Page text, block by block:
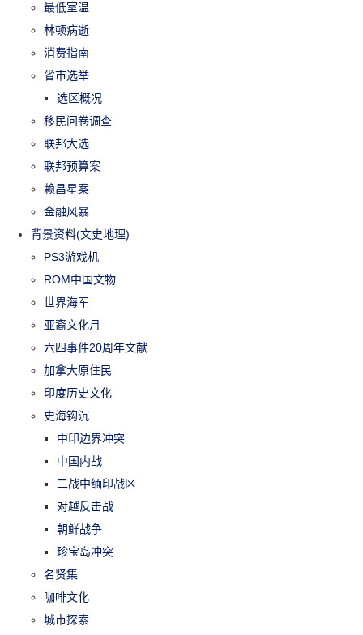
最低室温
林顿病逝
消费指南
省市选举
选区概况
移民问卷调查
联邦大选
联邦预算案
赖昌星案
金融风暴
背景资料(文史地理)
PS3游戏机
ROM中国文物
世界海军
亚裔文化月
六四事件20周年文献
加拿大原住民
印度历史文化
史海钩沉
中印边界冲突
中国内战
二战中缅印战区
对越反击战
朝鲜战争
珍宝岛冲突
名贤集
咖啡文化
城市探索